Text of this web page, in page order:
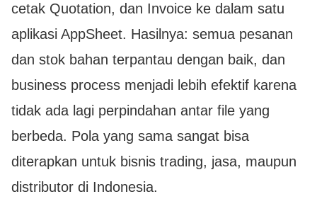
cetak Quotation, dan Invoice ke dalam satu
aplikasi AppSheet. Hasilnya: semua pesanan
dan stok bahan terpantau dengan baik, dan
business process menjadi lebih efektif karena
tidak ada lagi perpindahan antar file yang
berbeda. Pola yang sama sangat bisa
diterapkan untuk bisnis trading, jasa, maupun
distributor di Indonesia.